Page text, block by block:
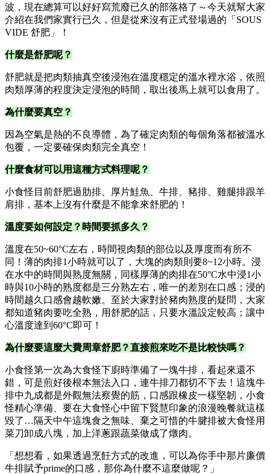
波，現在總算可以好好寫荒廢已久的部落格了～今天就幫大家
介紹在我們家實行已久，但是從來沒有正式登場過的「SOUS
VIDE 舒肥」！
什麼是舒肥呢？
舒肥就是把肉類抽真空後浸泡在溫度穩定的溫水裡水浴，依照
肉類厚薄的程度決定浸泡的時間，取出後馬上就可以食用了。
為什麼要真空？
因為空氣是熱的不良導體，為了確定肉類的每個角落都被溫水
包覆，一定要確保肉類完全真空！
什麼食材可以用這種方式料理呢？
小食怪目前舒肥過肋排、厚片鮭魚、牛排、豬排、雞腿排跟羊
肩排，基本上沒有什麼是不能拿來舒肥的！
溫度要如何設定？時間要抓多久？
溫度在50~60°C左右，時間視肉類的部位以及厚度而有所不
同！薄的肉排1小時就可以了，大塊的肉類則要8~12小時。浸
在水中的時間與熟度無關，同樣厚薄的肉排在50°C水中浸1小
時與10小時的熟度都是三分熟左右，唯一的差別在口感；浸的
時間越久口感會越軟嫩。至於大家對於豬肉熟度的疑問，大家
都知道豬肉要吃全熟，用舒肥的話，只要水溫設定較高；讓中
心溫度達到60°C即可！
為什麼要這麼大費周章舒肥？直接煎來吃不是比較快嗎？
小食怪第一次為大食怪下廚時準備了一塊牛排，看起來還不
錯，可是煎好後根本無法入口，連牛排刀都切不下去！這塊牛
排中九成都是外觀無法察覺的筋，口感跟橡皮一樣堅韌，小食
怪精心準備、要在大食怪心中留下賢慧印象的浪漫晚餐就這樣
毀了…隔天中午這塊食之無味、棄之可惜的牛腱排被大食怪用
菜刀卸成八塊，加上洋蔥跟蔬菜做成了燉肉。
「想想看，如果透過烹飪方式的改進，可以為你手中那片廉價
牛排賦予prime的口感，那你為什麼不這麼做呢？」